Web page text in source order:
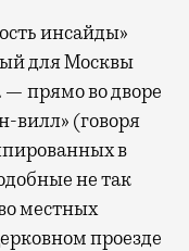
инсайды»
для Москвы
— прямо во дворе
вилл» (говоря
в
не так
местных
проезде